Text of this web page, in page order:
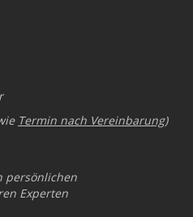
Termin nach Vereinbarung)
persönlichen
Experten